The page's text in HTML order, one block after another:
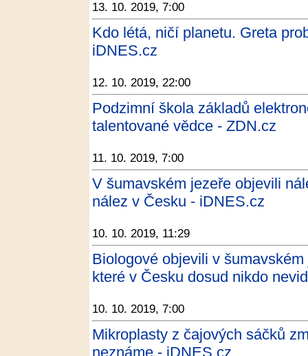
13. 10. 2019, 7:00
Kdo létá, ničí planetu. Greta
iDNES.cz
12. 10. 2019, 22:00
Podzimní škola základů
talentované vědce - ZDN.cz
11. 10. 2019, 7:00
V šumavském jezeře objevili
nález v Česku - iDNES.cz
10. 10. 2019, 11:29
Biologové objevili v
které v Česku dosud nikdo
10. 10. 2019, 7:00
Mikroplasty z čajových sáčků
neznáme - iDNES.cz